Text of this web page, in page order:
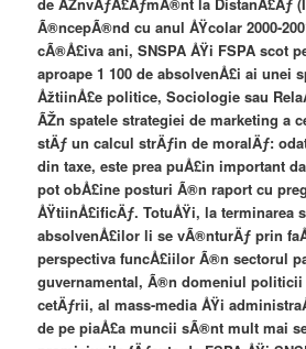
Ã®ncepÃ®nd cu anul ÅŸcolar 2000-
cÃ®Å£iva ani, SNSPA ÅŸi FSPA scot
aproape 1 100 de absolvenÅ£i ai unei
ÅžtiinÅ£e politice, Sociologie sau
ÃŽn spatele strategiei de marketing a
stÄƒ un calcul strÄƒin de moralÄƒ:
din taxe, este prea puÅ£in important
pot obÅ£ine posturi Ã®n raport cu
ÅŸtiinÅ£ificÄƒ. TotuÅŸi, la terminarea
absolvenÅ£ilor li se vÃ®nturÄƒ prin
perspectiva funcÅ£iilor Ã®n sectorul
guvernamental, Ã®n domeniul politicii
cetÄƒrii, al mass-media ÅŸi
de pe piaÅ£a muncii sÃ®nt mult mai